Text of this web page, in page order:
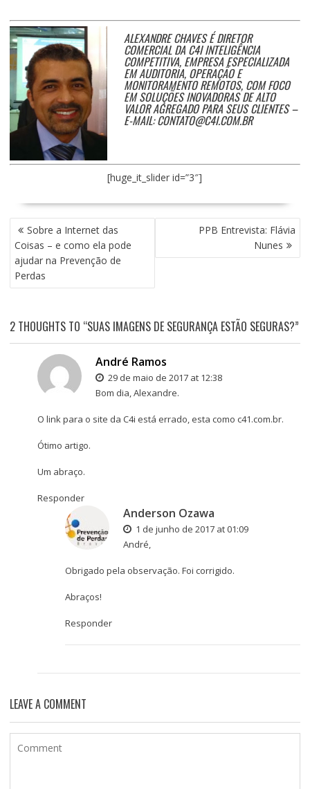
ALEXANDRE CHAVES É DIRETOR
COMERCIAL DA C4I INTELIGÊNCIA
COMPETITIVA, EMPRESA ESPECIALIZADA
EM AUDITORIA, OPERAÇÃO E
MONITORAMENTO REMOTOS, COM FOCO
EM SOLUÇÕES INOVADORAS DE ALTO
VALOR AGREGADO PARA SEUS CLIENTES –
E-MAIL:CONTATO@C4I.COM.BR
[huge_it_slider id=”3″]
NAVEGAÇÃO
DE
POST
Sobre a Internet das
Coisas – e como ela pode
ajudar na Prevenção de
Perdas
PPB Entrevista: Flávia
Nunes
2 THOUGHTS TO “SUAS IMAGENS DE SEGURANÇA ESTÃO SEGURAS?”
André Ramos
29 de maio de 2017 at 12:38
Bom dia, Alexandre.
O link para o site da C4i está errado, esta como c41.com.br.
Ótimo artigo.
Um abraço.
Responder
Anderson Ozawa
1 de junho de 2017 at 01:09
André,
Obrigado pela observação. Foi corrigido.
Abraços!
Responder
LEAVE A COMMENT